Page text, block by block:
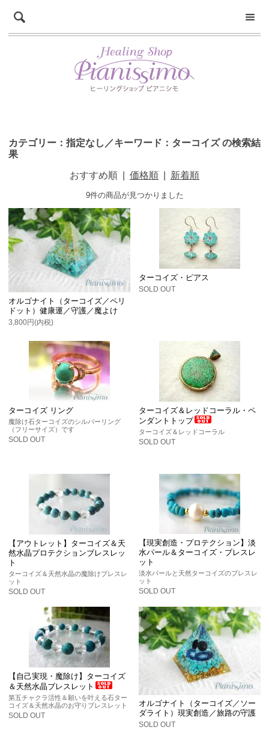
カテゴリー：指定なし／キーワード：ターコイズ の検索結
果
おすすめ順 価格順 新着順
9件の商品が見つかりました
オルゴナイト（ターコイズ／ペリ
ドット）健康運／守護／魔よけ
3,800円(内税)
ターコイズ・ピアス
SOLD OUT
ターコイズ リング
魔除け石ターコイズのシルバーリング
（フリーサイズ）です
SOLD OUT
ターコイズ＆レッドコーラル・ペ
ンダントトップ
ターコイズ＆レッドコーラル
SOLD OUT
【アウトレット】ターコイズ＆天
然水晶プロテクションブレスレッ
ト
ターコイズ＆天然水晶の魔除けブレスレ
ット
SOLD OUT
【現実創造・プロテクション】淡
水パール＆ターコイズ・ブレスレ
ット
淡水パールと天然ターコイズのブレスレ
ット
SOLD OUT
【自己実現・魔除け】ターコイズ
＆天然水晶ブレスレット
第五チャクラ活性＆願いを叶える石ター
コイズ＆天然水晶のお守りブレスレット
SOLD OUT
オルゴナイト（ターコイズ／ソー
ダライト）現実創造／旅路の守護
SOLD OUT